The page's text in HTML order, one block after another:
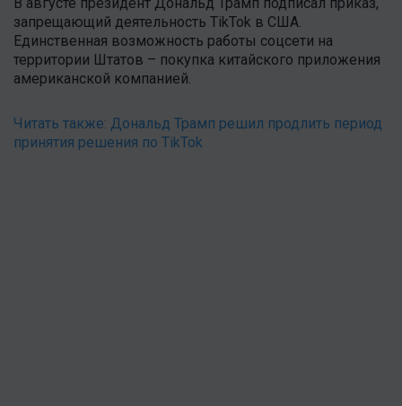
запрещающий деятельность TikTok в США.
Единственная возможность работы соцсети на
территории Штатов – покупка китайского приложения
американской компанией.
Читать также: Дональд Трамп решил продлить период
принятия решения по TikTok